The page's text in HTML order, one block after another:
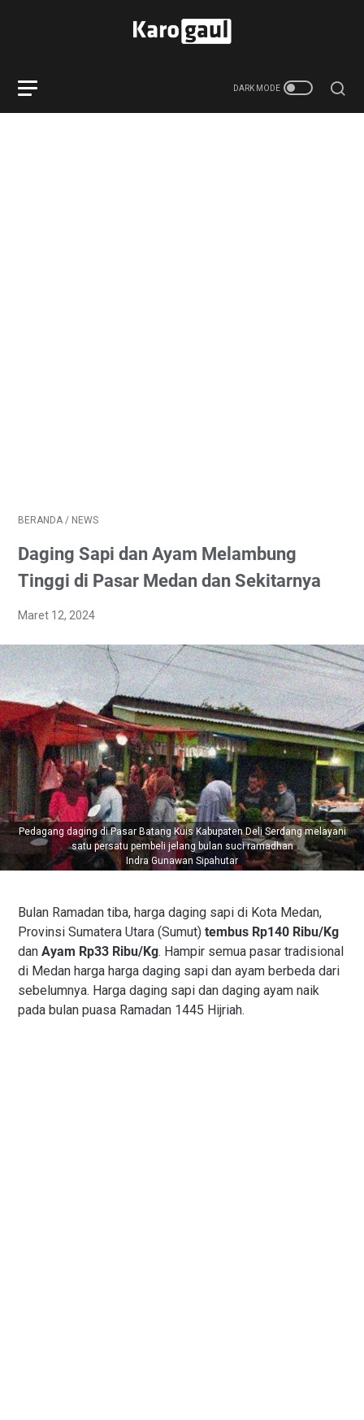
BERANDA / NEWS
Daging Sapi dan Ayam Melambung
Tinggi di Pasar Medan dan Sekitarnya
Maret 12, 2024
Pedagang daging di Pasar Batang Kuis Kabupaten Deli Serdang melayani
satu persatu pembeli jelang bulan suci ramadhan
Indra Gunawan Sipahutar
Bulan Ramadan tiba, harga daging sapi di Kota Medan,
Provinsi Sumatera Utara (Sumut) tembus Rp140 Ribu/Kg
dan Ayam Rp33 Ribu/Kg. Hampir semua pasar tradisional
di Medan harga harga daging sapi dan ayam berbeda dari
sebelumnya. Harga daging sapi dan daging ayam naik
pada bulan puasa Ramadan 1445 Hijriah.